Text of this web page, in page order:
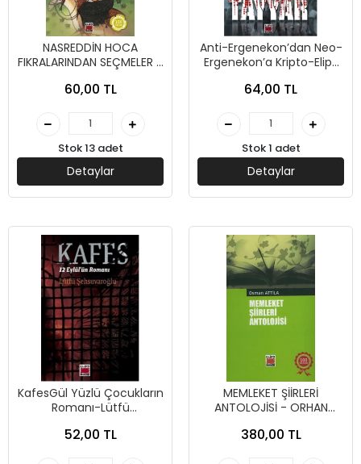
NASREDDİN HOCA
FIKRALARINDAN SEÇMELER -
YAYINLARI
60,00 TL
Stok 13 adet
Detaylar
Anti-Ergenekon’dan Neo-
Ergenekon’a Kripto-Elips
64,00 TL
Stok 1 adet
Detaylar
KafesGül Yüzlü Çocukların
Romanı-Lütfü
52,00 TL
MEMLEKET ŞİİRLERİ
ANTOLOJİSİ - ORHAN
380,00 TL